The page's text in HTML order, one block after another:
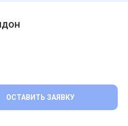
ОСТАВИТЬ ЗАЯВКУ